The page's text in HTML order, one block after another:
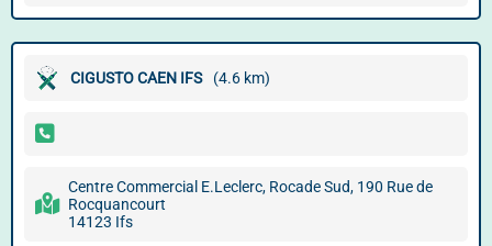
CIGUSTO CAEN IFS (4.6 km)
Centre Commercial E.Leclerc, Rocade Sud, 190 Rue de
Rocquancourt
14123 Ifs